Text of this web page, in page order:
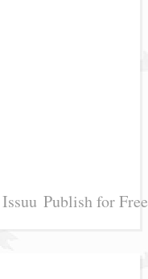
Issuu Publish for Free